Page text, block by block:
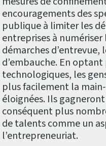
encouragements des
publique à limiter les
entreprises à numériser
démarches d’entrevue,
d’embauche. En
technologiques, les
plus facilement la
éloignées. Ils
conséquent plus
de talents comme un
l’entrepreneuriat.